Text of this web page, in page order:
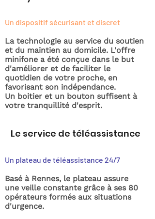
Un dispositif sécurisant et discret
La technologie au service du soutien
et du maintien au domicile. L'offre
minifone a été conçue dans le but
d'améliorer et de faciliter le
quotidien de votre proche, en
favorisant son indépendance.
Un boitier et un bouton suffisent à
votre tranquillité d'esprit.
Le service de téléassistance
Un plateau de téléassistance 24/7
Basé à Rennes, le plateau assure
une veille constante grâce à ses 80
opérateurs formés aux situations
d'urgence.